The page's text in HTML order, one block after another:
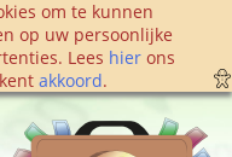
om te kunnen
op uw persoonlijke
Lees hier ons
akkoord.